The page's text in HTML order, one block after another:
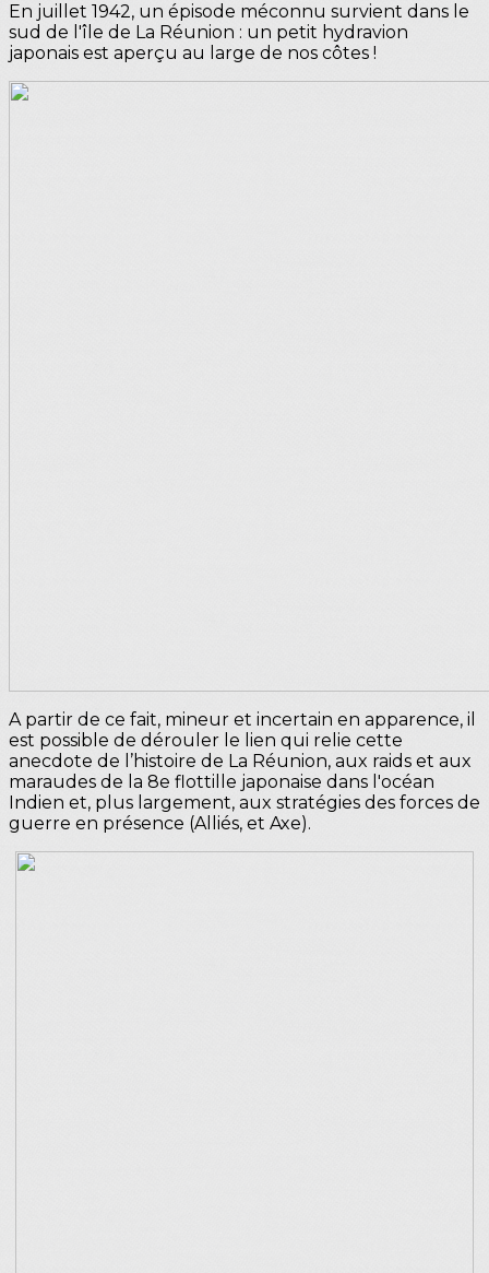
En juillet 1942, un épisode méconnu survient dans le
sud de l'île de La Réunion : un petit hydravion
japonais est aperçu au large de nos côtes !
A partir de ce fait, mineur et incertain en apparence, il
est possible de dérouler le lien qui relie cette
anecdote de l’histoire de La Réunion, aux raids et aux
maraudes de la 8e flottille japonaise dans l'océan
Indien et, plus largement, aux stratégies des forces de
guerre en présence (Alliés, et Axe).